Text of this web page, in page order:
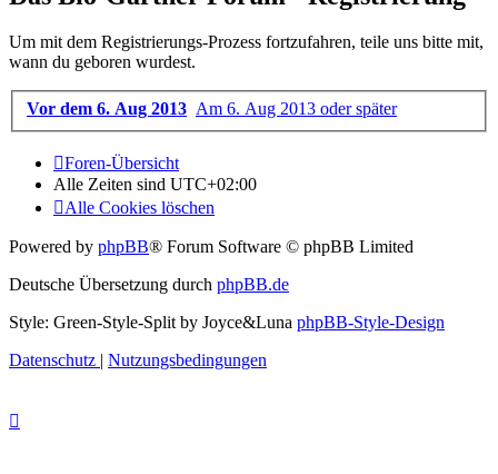
Um mit dem Registrierungs-Prozess fortzufahren, teile uns bitte mit,
wann du geboren wurdest.
Vor dem 6. Aug 2013 Am 6. Aug 2013 oder später
Foren-Übersicht
Alle Zeiten sind UTC+02:00
Alle Cookies löschen
Powered by phpBB® Forum Software © phpBB Limited
Deutsche Übersetzung durch phpBB.de
Style: Green-Style-Split by Joyce&Luna phpBB-Style-Design
Datenschutz | Nutzungsbedingungen